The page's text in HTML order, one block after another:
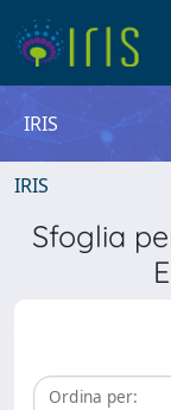
IRIS
IRIS
Sfoglia
Ordina per: